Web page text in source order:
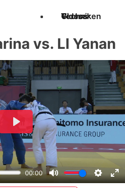
Techniken
Videos
Glossar
vs. LI Yanan